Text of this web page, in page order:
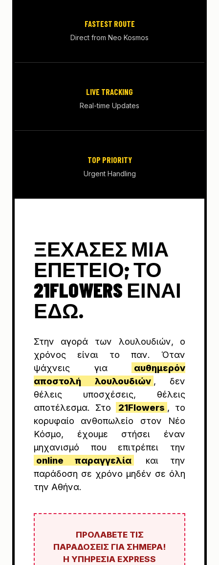
FASTEST ROUTE
Direct from Neo Kosmos
LIVE TRACKING
Real-time Updates
TOP PRIORITY
Urgent Handling
ΞΈΧΑΣΕΣ ΜΙΑ
ΕΠΈΤΕΙΟ; ΤΟ
21FLOWERS ΕΊΝΑΙ
ΕΔΏ.
Στην αγορά των λουλουδιών, ο
χρόνος είναι το παν. Όταν
ψάχνεις για
αυθημερόν
αποστολή λουλουδιών , δεν
θέλεις υποσχέσεις, θέλεις
αποτέλεσμα. Στο
21Flowers , το
κορυφαίο ανθοπωλείο στον Νέο
Κόσμο, έχουμε στήσει έναν
μηχανισμό που επιτρέπει την
online παραγγελία
και την
παράδοση σε χρόνο μηδέν σε όλη
την Αθήνα.
ΠΡΟΛΆΒΕΤΕ ΤΙΣ
ΠΑΡΑΔΌΣΕΙΣ ΓΙΑ ΣΉΜΕΡΑ!
Η ΥΠΗΡΕΣΊΑ EXPRESS